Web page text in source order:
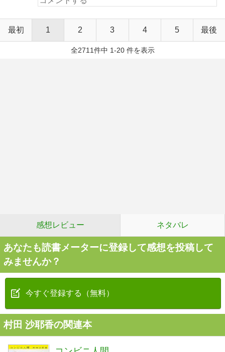
最初 1 2 3 4 5 最後
全2711件中 1-20 件を表示
感想レビュー ネタバレ
あなたも読書メーターに登録して感想を投稿して
みませんか？
今すぐ登録する（無料）
村田 沙耶香の関連本